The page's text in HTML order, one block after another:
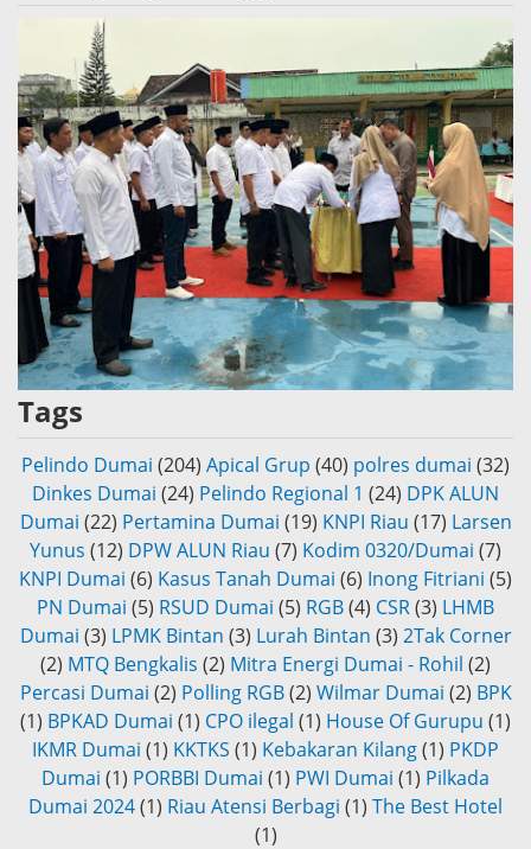
Tags
Pelindo Dumai (204) Apical Grup (40) polres dumai (32)
Dinkes Dumai (24) Pelindo Regional 1 (24) DPK ALUN
Dumai (22) Pertamina Dumai (19) KNPI Riau (17) Larsen
Yunus (12) DPW ALUN Riau (7) Kodim 0320/Dumai (7)
KNPI Dumai (6) Kasus Tanah Dumai (6) Inong Fitriani (5)
PN Dumai (5) RSUD Dumai (5) RGB(4) CSR(3) LHMB
Dumai (3) LPMK Bintan (3) Lurah Bintan (3) 2Tak Corner
(2) MTQ Bengkalis (2) Mitra Energi Dumai - Rohil (2)
Percasi Dumai (2) Polling RGB (2) Wilmar Dumai (2) BPK
(1) BPKAD Dumai (1) CPO ilegal (1) House Of Gurupu (1)
IKMR Dumai (1) KKTKS (1) Kebakaran Kilang(1) PKDP
Dumai (1) PORBBI Dumai (1) PWI Dumai (1) Pilkada
Dumai 2024(1) Riau Atensi Berbagi (1) The Best Hotel
(1)